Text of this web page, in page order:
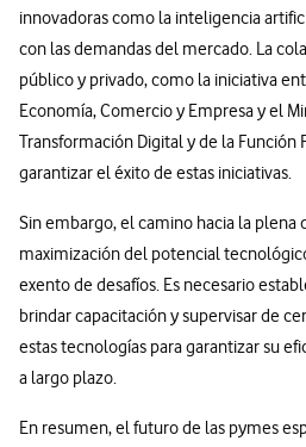
innovadoras como la inteligencia
con las demandas del mercado. La
público y privado, como la iniciativa
Economía, Comercio y Empresa y el
Transformación Digital y de la Función
garantizar el éxito de estas iniciativas.
Sin embargo, el camino hacia la plena
maximización del potencial
exento de desafíos. Es necesario
brindar capacitación y supervisar de
estas tecnologías para garantizar su
a largo plazo.
En resumen, el futuro de las pymes